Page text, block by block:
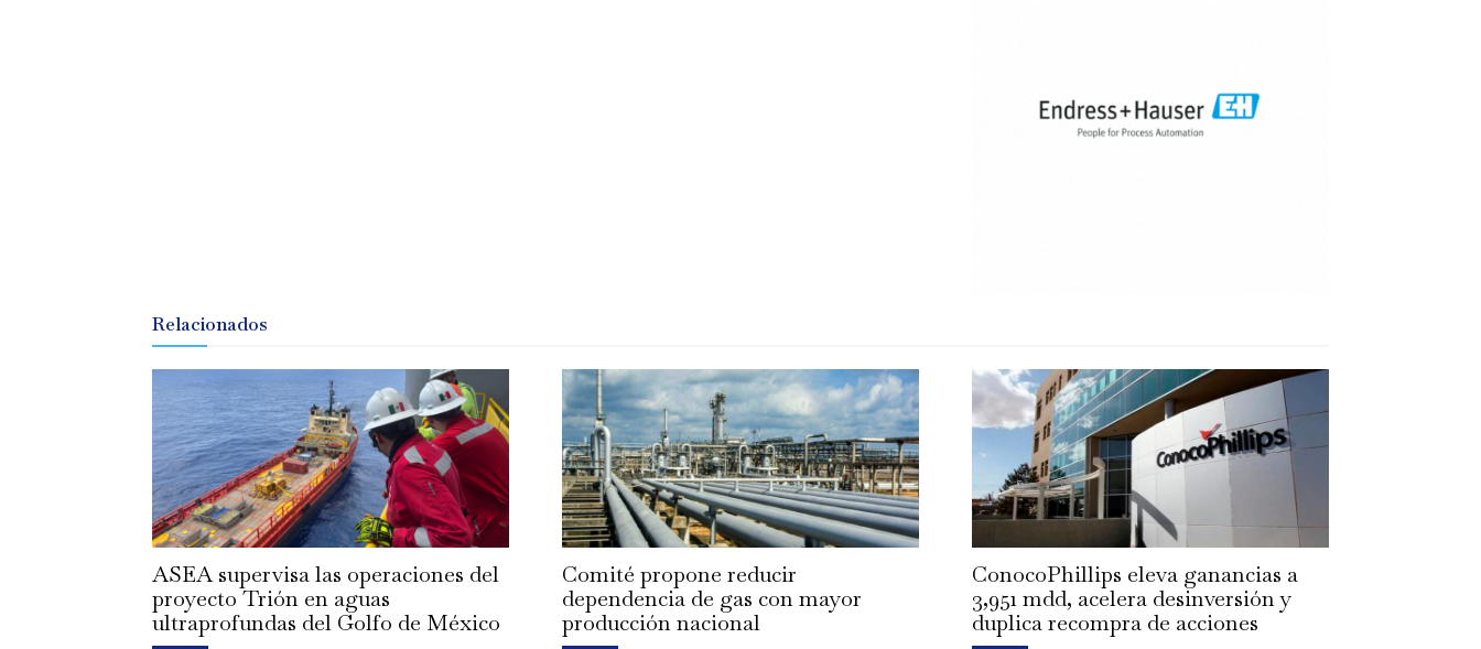
Relacionados
ASEA supervisa las operaciones del
proyecto Trión en aguas
ultraprofundas del Golfo de México
Comité propone reducir
dependencia de gas con mayor
producción nacional
ConocoPhillips eleva ganancias a
3,951 mdd, acelera desinversión y
duplica recompra de acciones